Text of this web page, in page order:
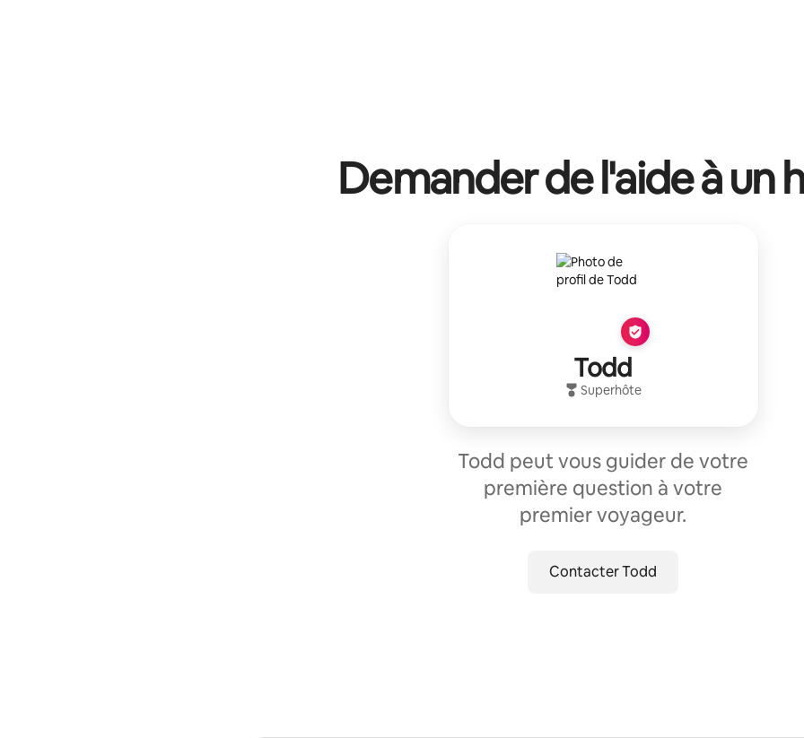
Demander de l'aide à un
Todd
Superhôte
Todd peut vous guider de votre
première question à votre
premier voyageur.
Contacter Todd